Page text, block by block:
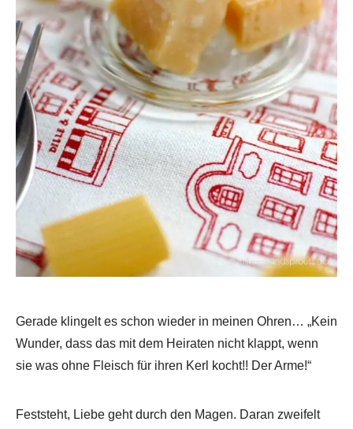
Gerade klingelt es schon wieder in meinen Ohren… „Kein
Wunder, dass das mit dem Heiraten nicht klappt, wenn
sie was ohne Fleisch für ihren Kerl kocht!! Der Arme!“
Feststeht, Liebe geht durch den Magen. Daran zweifelt